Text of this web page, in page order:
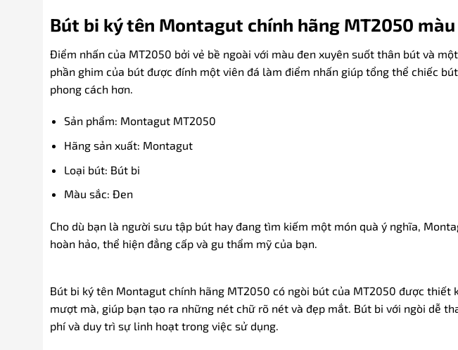
Bút bi ký tên Montagut chính hãng MT2050
Điểm nhấn của MT2050 bởi vẻ bề ngoài với màu đen xuyên suốt thân bút và
phần ghim của bút được đính một viên đá làm điểm nhấn giúp tổng thể chiếc
phong cách hơn.
Sản phẩm: Montagut MT2050
Hãng sản xuất: Montagut
Loại bút: Bút bi
Màu sắc: Đen
Cho dù bạn là người sưu tập bút hay đang tìm kiếm một món quà ý nghĩa,
hoàn hảo, thể hiện đẳng cấp và gu thẩm mỹ của bạn.
Bút bi ký tên Montagut chính hãng MT2050 có ngòi bút của MT2050 được thiết
mượt mà, giúp bạn tạo ra những nét chữ rõ nét và đẹp mắt. Bút bi với ngòi dễ
phí và duy trì sự linh hoạt trong việc sử dụng.